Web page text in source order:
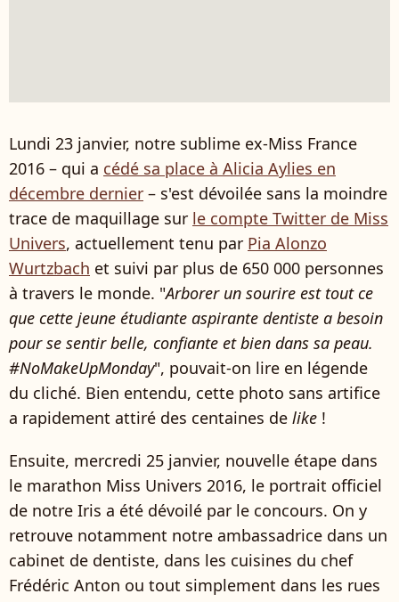
Lundi 23 janvier, notre sublime ex-Miss France
2016 – qui a cédé sa place à Alicia Aylies en
décembre dernier – s'est dévoilée sans la moindre
trace de maquillage sur le compte Twitter de Miss
Univers, actuellement tenu par Pia Alonzo
Wurtzbach et suivi par plus de 650 000 personnes
à travers le monde. "Arborer un sourire est tout ce
que cette jeune étudiante aspirante dentiste a besoin
pour se sentir belle, confiante et bien dans sa peau.
#NoMakeUpMonday", pouvait-on lire en légende
du cliché. Bien entendu, cette photo sans artifice
a rapidement attiré des centaines de like !
Ensuite, mercredi 25 janvier, nouvelle étape dans
le marathon Miss Univers 2016, le portrait officiel
de notre Iris a été dévoilé par le concours. On y
retrouve notamment notre ambassadrice dans un
cabinet de dentiste, dans les cuisines du chef
Frédéric Anton ou tout simplement dans les rues